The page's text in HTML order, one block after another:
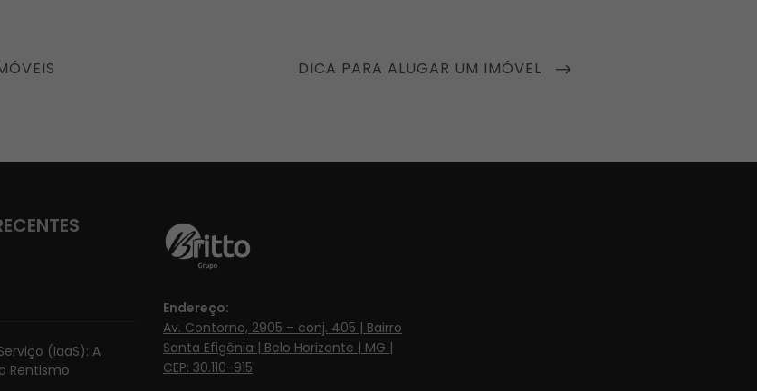
NEXT
DICA PARA ALUGAR UM IMÓVEL
(IaaS): A
Rentismo
Endereço:
Av. Contorno, 2905 – conj. 405 | Bairro
Santa Efigênia | Belo Horizonte | MG |
CEP: 30.110-915